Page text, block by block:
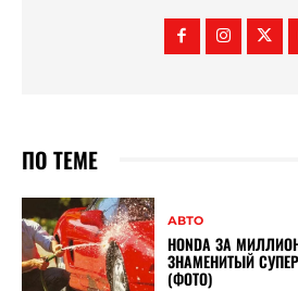
ПО ТЕМЕ
АВТО
HONDA ЗА
ЗНАМЕНИТЫЙ
(ФОТО)